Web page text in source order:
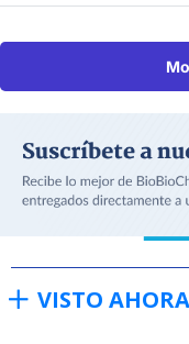
VISTO AHORA